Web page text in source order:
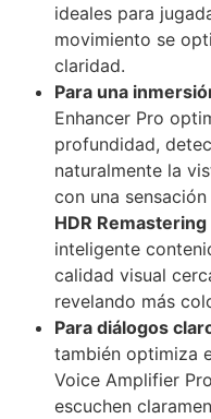
ideales para
movimiento se
claridad.
Para una
Enhancer Pro
profundidad,
naturalmente la
con una
HDR Remastering
inteligente
calidad visual
revelando más
Para diálogos
también optimiza
Voice Amplifier
escuchen